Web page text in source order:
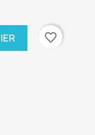
favorite_border